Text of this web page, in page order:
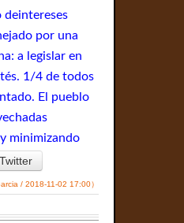
deintereses
por una
a legislar en
1/4 de todos
El pueblo
minimizando
Twitter
/ 2018-11-02 17:00）